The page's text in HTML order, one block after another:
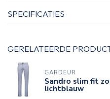
SPECIFICATIES
GERELATEERDE
GARDEUR
Sandro slim fit
lichtblauw